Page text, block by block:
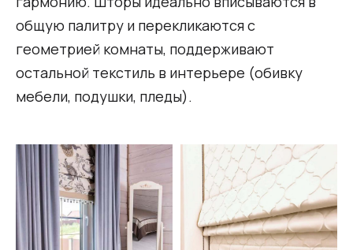
общую палитру и перекликаются с
геометрией комнаты, поддерживают
остальной текстиль в интерьере (обивку
мебели, подушки, пледы).